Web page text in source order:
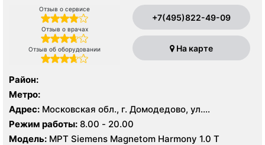
Отзыв о сервисе
Отзыв о врачах
Отзыв об оборудовании
+7(495)822-49-09
На карте
Район:
Метро:
Адрес: Московская обл., г. Домодедово, ул.
Текстильщиков д 2
Режим работы: 8.00 - 20.00
Модель: МРТ Siemens Magnetom Harmony 1.0 Т